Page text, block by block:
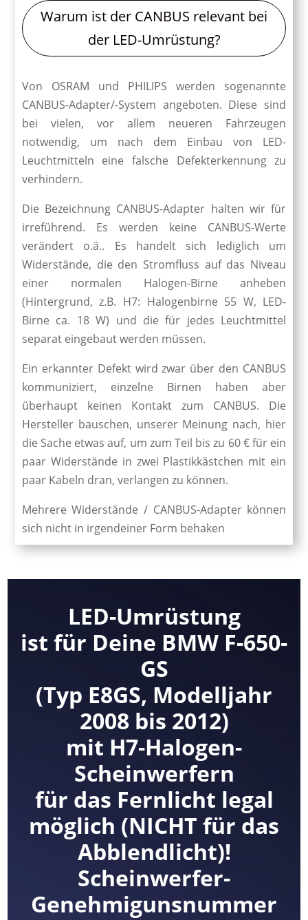
Warum ist der CANBUS relevant bei
der LED-Umrüstung?
Von OSRAM und PHILIPS werden sogenannte
CANBUS-Adapter/-System angeboten. Diese sind
bei vielen, vor allem neueren Fahrzeugen
notwendig, um nach dem Einbau von LED-
Leuchtmitteln eine falsche Defekterkennung zu
verhindern.
Die Bezeichnung CANBUS-Adapter halten wir für
irreführend. Es werden keine CANBUS-Werte
verändert o.ä.. Es handelt sich lediglich um
Widerstände, die den Stromfluss auf das Niveau
einer normalen Halogen-Birne anheben
(Hintergrund, z.B. H7: Halogenbirne 55 W, LED-
Birne ca. 18 W) und die für jedes Leuchtmittel
separat eingebaut werden müssen.
Ein erkannter Defekt wird zwar über den CANBUS
kommuniziert, einzelne Birnen haben aber
überhaupt keinen Kontakt zum CANBUS. Die
Hersteller bauschen, unserer Meinung nach, hier
die Sache etwas auf, um zum Teil bis zu 60 € für ein
paar Widerstände in zwei Plastikkästchen mit ein
paar Kabeln dran, verlangen zu können.
Mehrere Widerstände / CANBUS-Adapter können
sich nicht in irgendeiner Form behaken
LED-Umrüstung
ist für Deine BMW F-650-
GS
(Typ E8GS, Modelljahr
2008 bis 2012)
mit H7-Halogen-
Scheinwerfern
für das Fernlicht legal
möglich (NICHT für das
Abblendlicht)!
Scheinwerfer-
Genehmigunsnummer